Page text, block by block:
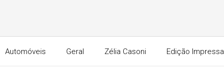
Automóveis Geral Zélia Casoni Edição Impressa